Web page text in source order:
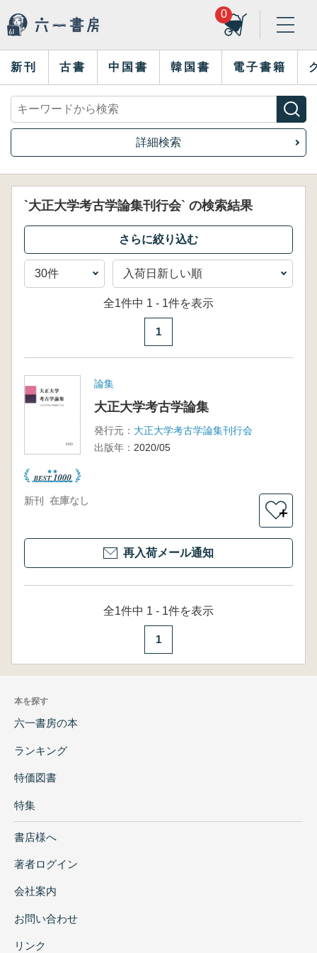
0
新刊 古書 中国書 韓国書 電子書籍
詳細検索
`大正大学考古学論集刊行会` の検索結果
全1件中 1 - 1件を表示
1
論集
大正大学考古学論集
発行元： 大正大学考古学論集刊行会
出版年： 2020/05
新刊 在庫なし
＋
再入荷メール通知
全1件中 1 - 1件を表示
1
本を探す
六一書房の本
ランキング
特価図書
特集
書店様へ
著者ログイン
会社案内
お問い合わせ
リンク